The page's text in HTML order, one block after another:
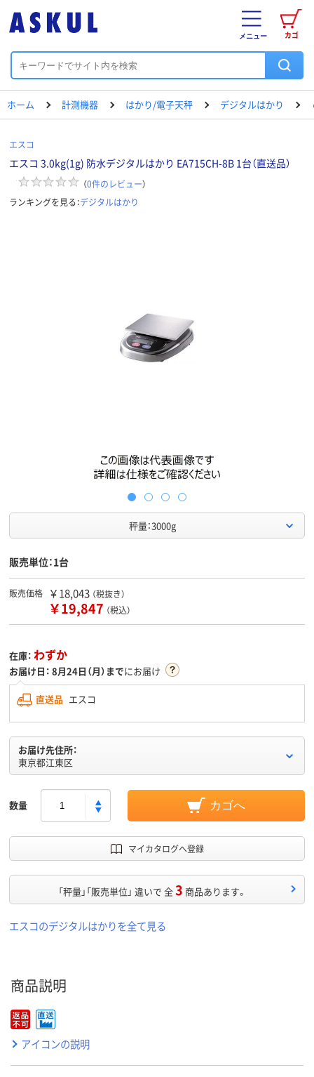
カゴ
メニュー
ホーム 計測機器 はかり/電子天秤 デジタルはかり
エスコ
エスコ 3.0kg(1g) 防水デジタルはかり EA715CH-8B 1台（直送品）
（0件のレビュー）
ランキングを見る：デジタルはかり
秤量：3000g
販売単位：1台
販売価格 ￥18,043 （税抜き）
￥19,847 （税込）
在庫： わずか
お届け日： 8月24日（月）までにお届け
直送品 エスコ
お届け先住所：
東京都江東区
数量 カゴへ
マイカタログへ登録
「秤量」「販売単位」 違いで 全3 商品あります。
エスコのデジタルはかりを全て見る
商品説明
アイコンの説明